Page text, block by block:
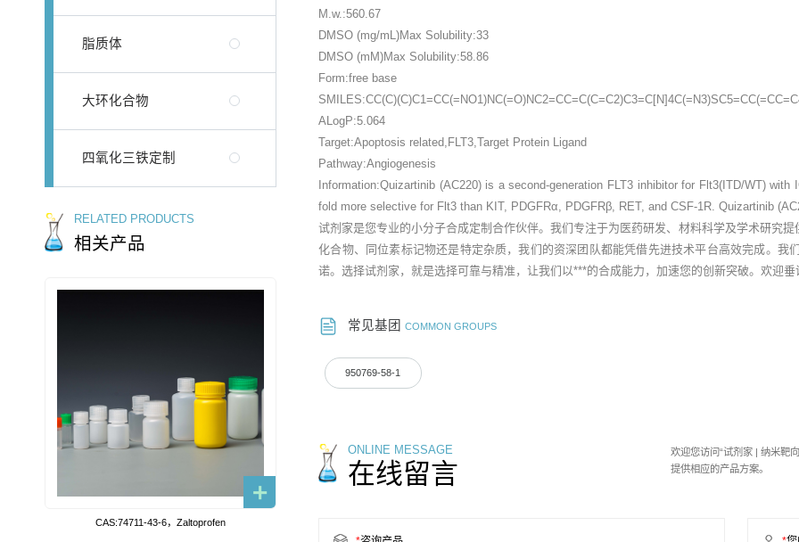
脂质体
大环化合物
四氧化三铁定制
RELATED PRODUCTS
相关产品
CAS:74711-43-6，Zaltoprofen
M.w.:560.67
DMSO (mg/mL)Max Solubility:33
DMSO (mM)Max Solubility:58.86
Form:free base
ALogP:5.064
Target:Apoptosis related,FLT3,Target Protein Ligand
Pathway:Angiogenesis
Information:Quizartinib (AC220) is a second-generation FLT3 inhibitor for Flt3(ITD/WT)
fold more selective for Flt3 than KIT, PDGFRα, PDGFRβ, RET, and CSF-1R. Quizartinib
试剂家是您专业的小分子合成定制合作伙伴。我们专注于为医药研发、材料科学及学术研究
化合物、同位素标记物还是特定杂质，我们的资深团队都能凭借先进技术平台高效完成。
诺。选择试剂家，就是选择可靠与精准，让我们以***的合成能力，加速您的创新突破。欢迎垂
常见基团COMMON GROUPS
950769-58-1
ONLINE MESSAGE
在线留言
欢迎您访问“试剂家 | 纳米靶
提供相应的产品方案。